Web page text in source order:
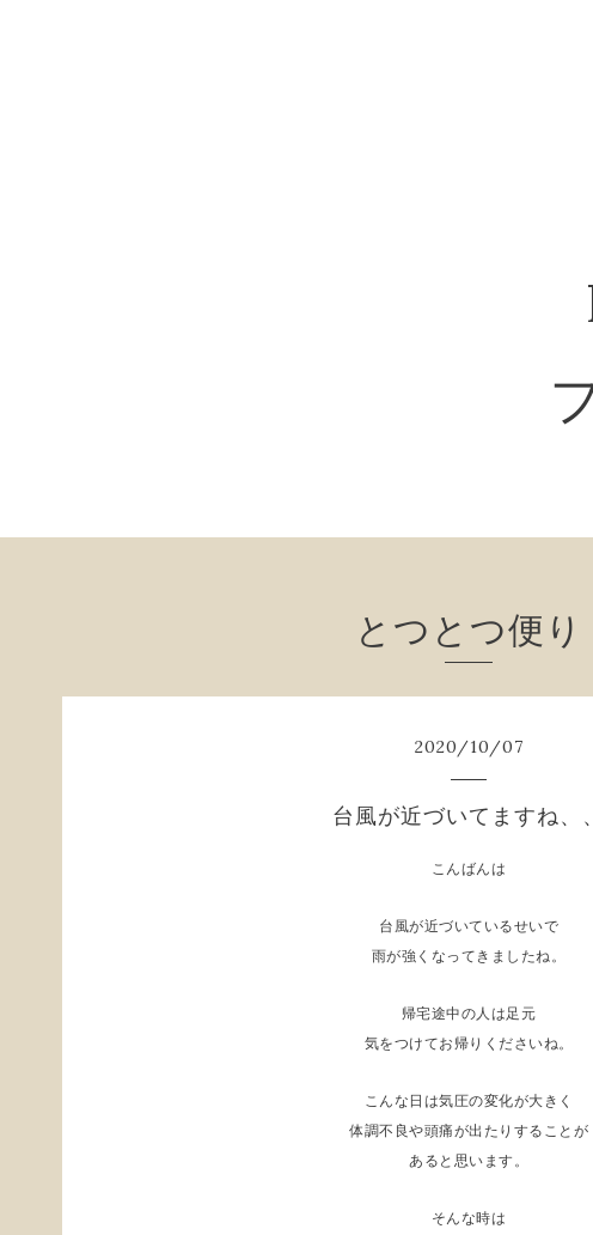
とつとつ便り
2020/10/07
台風が近づいてますね、
こんばんは
台風が近づいているせいで
雨が強くなってきましたね。
帰宅途中の人は足元
気をつけてお帰りくださいね。
こんな日は気圧の変化が大きく
体調不良や頭痛が出たりすることが
あると思います。
そんな時は